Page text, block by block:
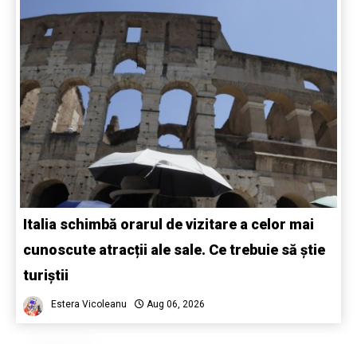
Italia schimbă orarul de vizitare a celor mai
cunoscute atracții ale sale. Ce trebuie să știe
turiștii
Estera Vicoleanu Aug 06, 2026